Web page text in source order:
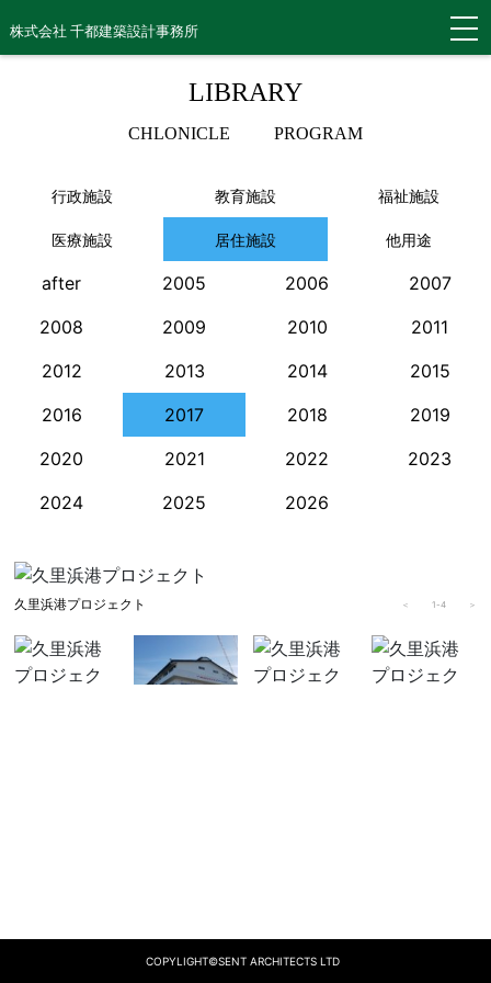
株式会社 千都建築設計事務所
LIBRARY
CHLONICLE PROGRAM
行政施設 教育施設 福祉施設
医療施設 居住施設 他用途
after 2005 2006
2007
2008
2009 2010
2011
2012
2013 2014
2015
2016
2017 2018
2019
2020
2021 2022
2023
2024
2025 2026
久里浜港プロジェクト ＜ 1-4 ＞
COPYLIGHT©SENT ARCHITECTS LTD